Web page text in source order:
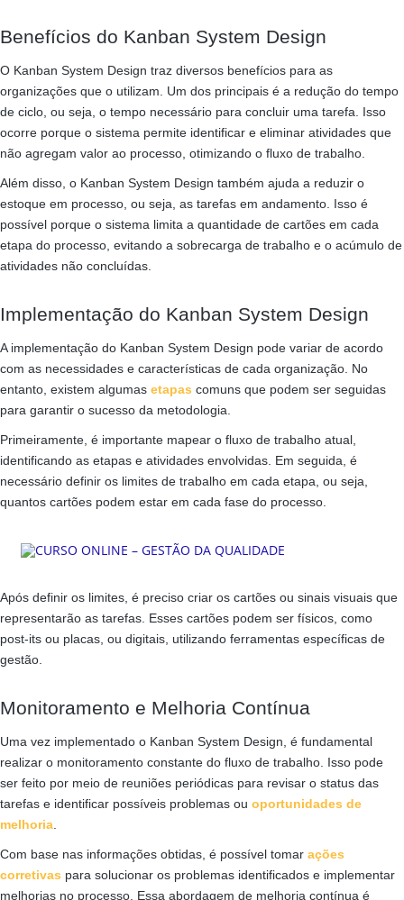
Benefícios do Kanban System Design
O Kanban System Design traz diversos benefícios para as
organizações que o utilizam. Um dos principais é a redução do tempo
de ciclo, ou seja, o tempo necessário para concluir uma tarefa. Isso
ocorre porque o sistema permite identificar e eliminar atividades que
não agregam valor ao processo, otimizando o fluxo de trabalho.
Além disso, o Kanban System Design também ajuda a reduzir o
estoque em processo, ou seja, as tarefas em andamento. Isso é
possível porque o sistema limita a quantidade de cartões em cada
etapa do processo, evitando a sobrecarga de trabalho e o acúmulo de
atividades não concluídas.
Implementação do Kanban System Design
A implementação do Kanban System Design pode variar de acordo
com as necessidades e características de cada organização. No
entanto, existem algumas etapas comuns que podem ser seguidas
para garantir o sucesso da metodologia.
Primeiramente, é importante mapear o fluxo de trabalho atual,
identificando as etapas e atividades envolvidas. Em seguida, é
necessário definir os limites de trabalho em cada etapa, ou seja,
quantos cartões podem estar em cada fase do processo.
Após definir os limites, é preciso criar os cartões ou sinais visuais que
representarão as tarefas. Esses cartões podem ser físicos, como
post-its ou placas, ou digitais, utilizando ferramentas específicas de
gestão.
Monitoramento e Melhoria Contínua
Uma vez implementado o Kanban System Design, é fundamental
realizar o monitoramento constante do fluxo de trabalho. Isso pode
ser feito por meio de reuniões periódicas para revisar o status das
tarefas e identificar possíveis problemas ou oportunidades de
melhoria
Com base nas informações obtidas, é possível tomar ações
corretivas para solucionar os problemas identificados e implementar
melhorias no processo. Essa abordagem de melhoria contínua é